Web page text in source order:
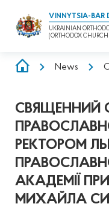
VINNYTSIA-BAR
UKRAINIAN
(ORTHODOX CHURCH
News
СВЯЩЕННИЙ
РЕКТОРОМ
АКАДЕМІЇ
МИХАЙЛА